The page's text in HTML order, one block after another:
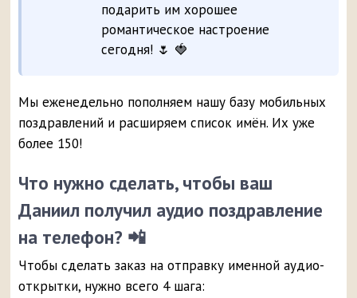
подарить им хорошее
романтическое настроение
сегодня! 🌷 🍓
Мы еженедельно пополняем нашу базу мобильных
поздравлений и расширяем список имён. Их уже
более 150!
Что нужно сделать, чтобы ваш
Даниил получил аудио поздравление
на телефон? 📲
Чтобы сделать заказ на отправку именной аудио-
открытки, нужно всего 4 шага: